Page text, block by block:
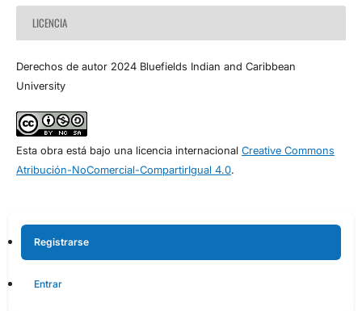
LICENCIA
Derechos de autor 2024 Bluefields Indian and Caribbean
University
Esta obra está bajo una licencia internacional Creative Commons
Atribución-NoComercial-CompartirIgual 4.0.
Registrarse
Entrar